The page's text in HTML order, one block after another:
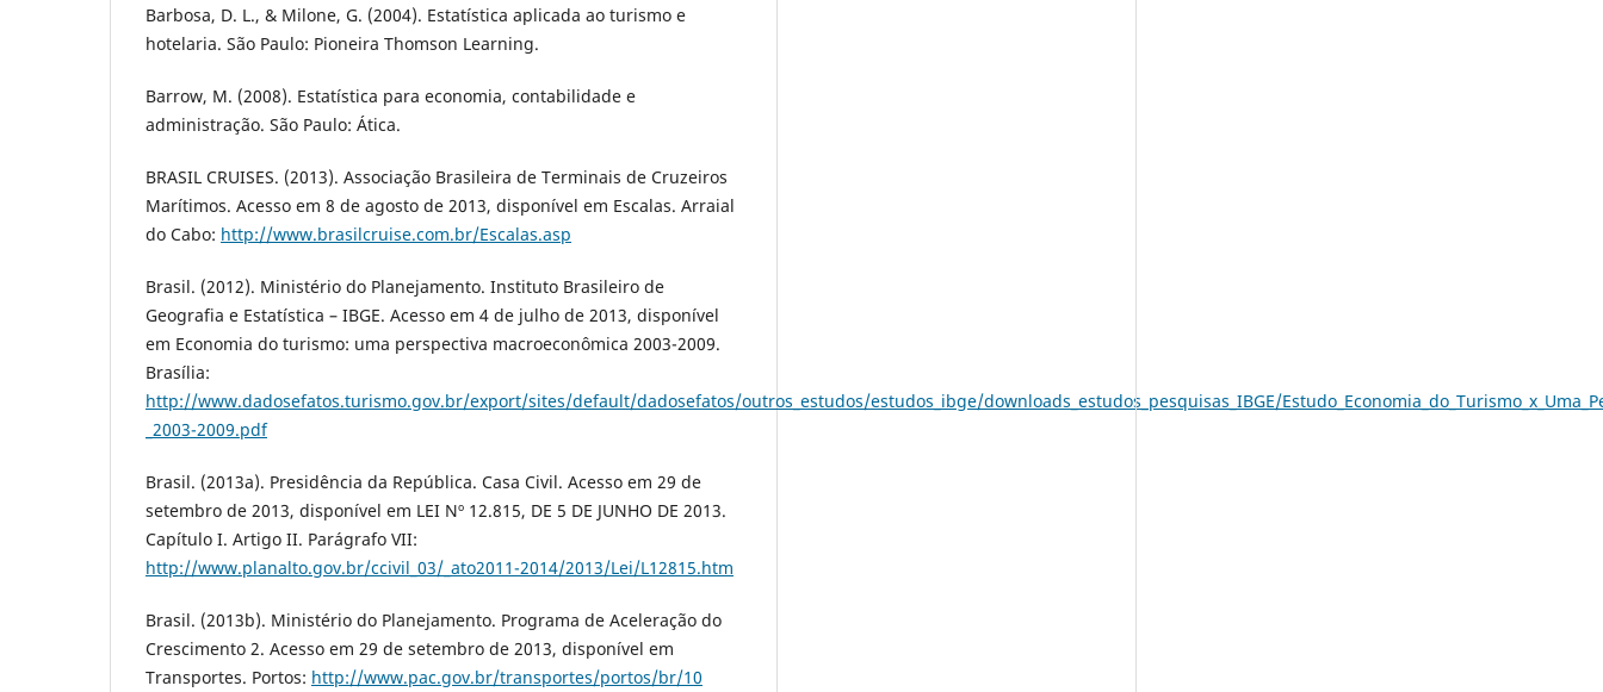
Barbosa, D. L., & Milone, G. (2004). Estatística aplicada ao turismo e
hotelaria. São Paulo: Pioneira Thomson Learning.
Barrow, M. (2008). Estatística para economia, contabilidade e
administração. São Paulo: Ática.
BRASIL CRUISES. (2013). Associação Brasileira de Terminais de Cruzeiros
Marítimos. Acesso em 8 de agosto de 2013, disponível em Escalas. Arraial
do Cabo: http://www.brasilcruise.com.br/Escalas.asp
Brasil. (2012). Ministério do Planejamento. Instituto Brasileiro de
Geografia e Estatística – IBGE. Acesso em 4 de julho de 2013, disponível
em Economia do turismo: uma perspectiva macroeconômica 2003-2009.
Brasília:
http://www.dadosefatos.turismo.gov.br/export/sites/default/dadosefatos/outros_estudos/estudos_ibge/downloads_estudos_pesquisas_IBGE/
_2003-2009.pdf
Brasil. (2013a). Presidência da República. Casa Civil. Acesso em 29 de
setembro de 2013, disponível em LEI Nº 12.815, DE 5 DE JUNHO DE 2013.
Capítulo I. Artigo II. Parágrafo VII:
http://www.planalto.gov.br/ccivil_03/_ato2011-2014/2013/Lei/L12815.htm
Brasil. (2013b). Ministério do Planejamento. Programa de Aceleração do
Crescimento 2. Acesso em 29 de setembro de 2013, disponível em
Transportes. Portos: http://www.pac.gov.br/transportes/portos/br/10